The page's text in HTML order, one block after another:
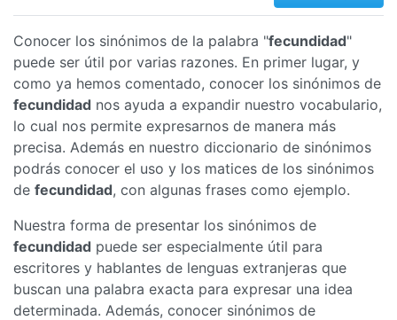
Conocer los sinónimos de la palabra "fecundidad"
puede ser útil por varias razones. En primer lugar, y
como ya hemos comentado, conocer los sinónimos de
fecundidad nos ayuda a expandir nuestro vocabulario,
lo cual nos permite expresarnos de manera más
precisa. Además en nuestro diccionario de sinónimos
podrás conocer el uso y los matices de los sinónimos
de fecundidad, con algunas frases como ejemplo.
Nuestra forma de presentar los sinónimos de
fecundidad puede ser especialmente útil para
escritores y hablantes de lenguas extranjeras que
buscan una palabra exacta para expresar una idea
determinada. Además, conocer sinónimos de